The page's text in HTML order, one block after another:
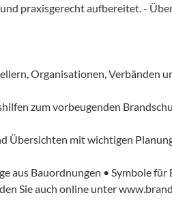
praxisgerecht aufbereitet. -
Organisationen, Verbänden
zum vorbeugenden
Übersichten mit wichtigen
aus Bauordnungen • Symbole
Sie auch online unter